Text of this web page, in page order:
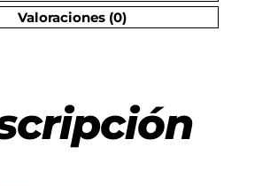
Valoraciones (0)